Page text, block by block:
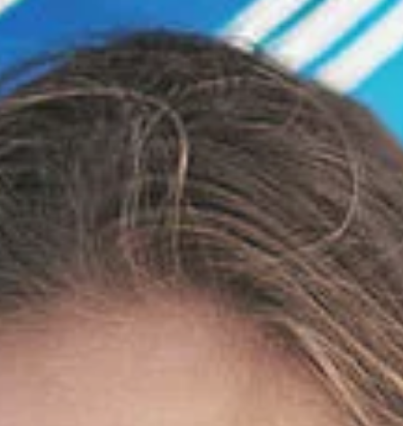
Zertifizierte Produkte
Downloads & Presse